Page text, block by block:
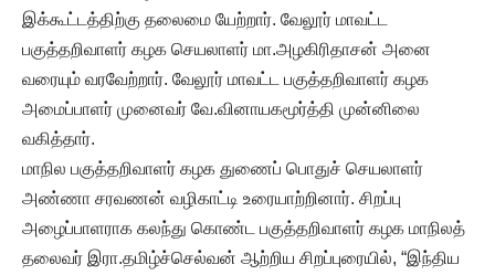
இக்கூட்டத்திற்கு தலைமை யேற்றார். வேலூர் மாவட்ட
பகுத்தறிவாளர் கழக செயலாளர் மா.அழகிரிதாசன் அனை
வரையும் வரவேற்றார். வேலூர் மாவட்ட பகுத்தறிவாளர் கழக
அமைப்பாளர் முனைவர் வே.வினாயகமூர்த்தி முன்னிலை
வகித்தார்.
மாநில பகுத்தறிவாளர் கழக துணைப் பொதுச் செயலாளர்
அண்ணா சரவணன் வழிகாட்டி உரையாற்றினார். சிறப்பு
அழைப்பாளராக கலந்து கொண்ட பகுத்தறிவாளர் கழக மாநிலத்
தலைவர் இரா.தமிழ்ச்செல்வன் ஆற்றிய சிறப்புரையில், “இந்திய